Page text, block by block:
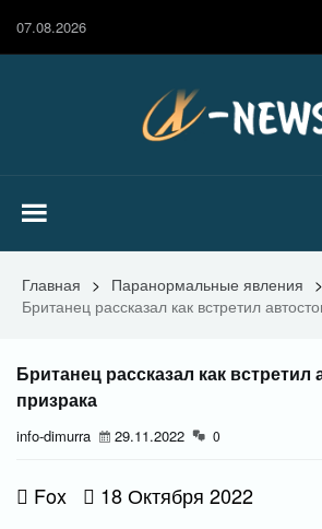
07.08.2026
Главная > Паранормальные явления >
Британец рассказал как встретил
Британец рассказал как встретил
призрака
info-dimurra 29.11.2022 0
Fox
18 Октября 2022